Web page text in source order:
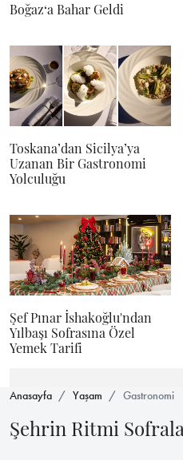
Boğaz‘a Bahar Geldi
Toskana’dan Sicilya’ya
Uzanan Bir Gastronomi
Yolculuğu
Şef Pınar İshakoğlu'ndan
Yılbaşı Sofrasına Özel
Yemek Tarifi
Anasayfa Yaşam Gastronomi
Şehrin Ritmi